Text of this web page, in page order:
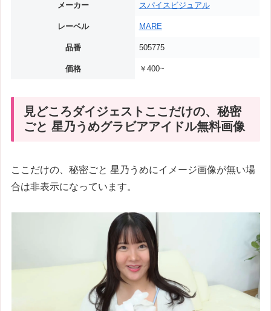
メーカー スパイスビジュアル
レーベル MARE
品番 505775
価格 ￥400~
見どころダイジェストここだけの、秘密
ごと 星乃うめグラビアアイドル無料画像
ここだけの、秘密ごと 星乃うめにイメージ画像が無い場
合は非表示になっています。